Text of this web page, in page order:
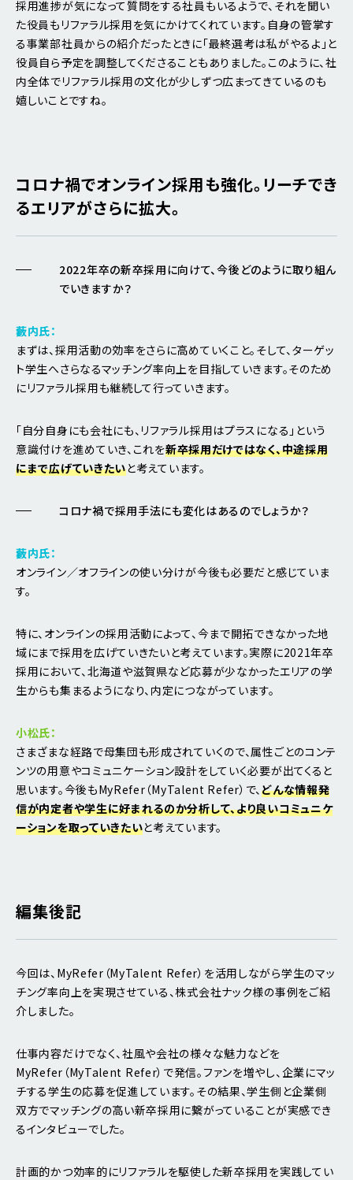
採用進捗が気になって質問をする社員もいるようで、それを聞い
た役員もリファラル採用を気にかけてくれています。自身の管掌す
る事業部社員からの紹介だったときに「最終選考は私がやるよ」と
役員自ら予定を調整してくださることもありました。このように、社
内全体でリファラル採用の文化が少しずつ広まってきているのも
嬉しいことですね。
コロナ禍でオンライン採用も強化。リーチでき
るエリアがさらに拡大。
2022年卒の新卒採用に向けて、今後どのように取り組ん
でいきますか？
藪内氏：
まずは、採用活動の効率をさらに高めていくこと。そして、ターゲッ
ト学生へさらなるマッチング率向上を目指していきます。そのため
にリファラル採用も継続して行っていきます。
「自分自身にも会社にも、リファラル採用はプラスになる」という
意識付けを進めていき、これを新卒採用だけではなく、中途採用
にまで広げていきたいと考えています。
コロナ禍で採用手法にも変化はあるのでしょうか？
藪内氏：
オンライン／オフラインの使い分けが今後も必要だと感じていま
す。
特に、オンラインの採用活動によって、今まで開拓できなかった地
域にまで採用を広げていきたいと考えています。実際に2021年卒
採用において、北海道や滋賀県など応募が少なかったエリアの学
生からも集まるようになり、内定につながっています。
小松氏：
さまざまな経路で母集団も形成されていくので、属性ごとのコンテ
ンツの用意やコミュニケーション設計をしていく必要が出てくると
思います。今後もMyRefer（MyTalent Refer）で、どんな情報発
信が内定者や学生に好まれるのか分析して、より良いコミュニケ
ーションを取っていきたいと考えています。
編集後記
今回は、MyRefer（MyTalent Refer）を活用しながら学生のマッ
チング率向上を実現させている、株式会社ナック様の事例をご紹
介しました。
仕事内容だけでなく、社風や会社の様々な魅力などを
MyRefer（MyTalent Refer）で発信。ファンを増やし、企業にマッ
チする学生の応募を促進しています。その結果、学生側と企業側
双方でマッチングの高い新卒採用に繋がっていることが実感でき
るインタビューでした。
計画的かつ効率的にリファラルを駆使した新卒採用を実践してい